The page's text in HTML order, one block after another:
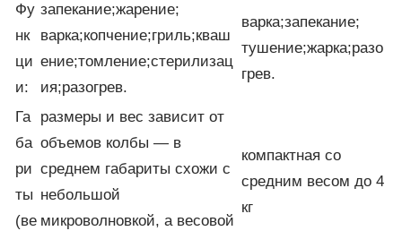
Фу
нк
ци
и:
запекание;жарение;
варка;копчение;гриль;кваш
ение;томление;стерилизац
ия;разогрев.
варка;запекание;
тушение;жарка;разо
грев.
Га
ба
ри
ты
(ве
размеры и вес зависит от
объемов колбы — в
среднем габариты схожи с
небольшой
микроволновкой, а весовой
компактная со
средним весом до 4
кг